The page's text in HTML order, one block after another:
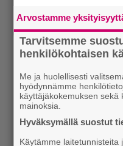
Arvostamme
Tarvitsemme
henkilökohtaisen
Me ja huolellisesti
hyödynnämme
käyttäjäkokemuksen sekä
mainoksia.
Hyväksymällä suostut
Käytämme laitetunnisteita